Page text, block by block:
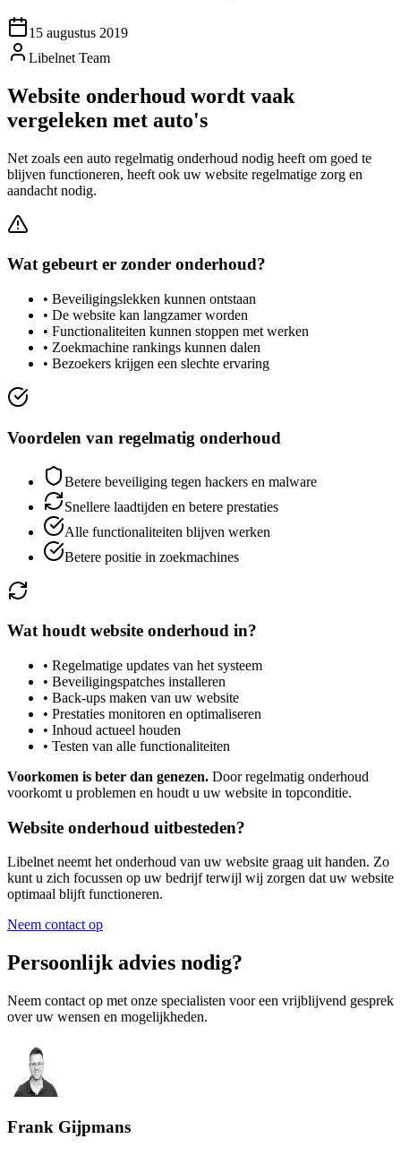
15 augustus 2019
Libelnet Team
Website onderhoud wordt vaak
vergeleken met auto's
Net zoals een auto regelmatig onderhoud nodig heeft om goed te
blijven functioneren, heeft ook uw website regelmatige zorg en
aandacht nodig.
Wat gebeurt er zonder onderhoud?
• Beveiligingslekken kunnen ontstaan
• De website kan langzamer worden
• Functionaliteiten kunnen stoppen met werken
• Zoekmachine rankings kunnen dalen
• Bezoekers krijgen een slechte ervaring
Voordelen van regelmatig onderhoud
Betere beveiliging tegen hackers en malware
Snellere laadtijden en betere prestaties
Alle functionaliteiten blijven werken
Betere positie in zoekmachines
Wat houdt website onderhoud in?
• Regelmatige updates van het systeem
• Beveiligingspatches installeren
• Back-ups maken van uw website
• Prestaties monitoren en optimaliseren
• Inhoud actueel houden
• Testen van alle functionaliteiten
Voorkomen is beter dan genezen. Door regelmatig onderhoud
voorkomt u problemen en houdt u uw website in topconditie.
Website onderhoud uitbesteden?
Libelnet neemt het onderhoud van uw website graag uit handen. Zo
kunt u zich focussen op uw bedrijf terwijl wij zorgen dat uw website
optimaal blijft functioneren.
Neem contact op
Persoonlijk advies nodig?
Neem contact op met onze specialisten voor een vrijblijvend gesprek
over uw wensen en mogelijkheden.
Frank Gijpmans